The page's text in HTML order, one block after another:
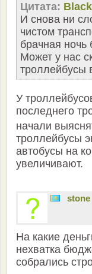
Цитата:
И снова ни
чистом
брачная ночь
Может у нас
троллейбусы
У
последнего
начали
троллейбусы
автобусы на
увеличивают.
stone
На какие
нехватка
собрались